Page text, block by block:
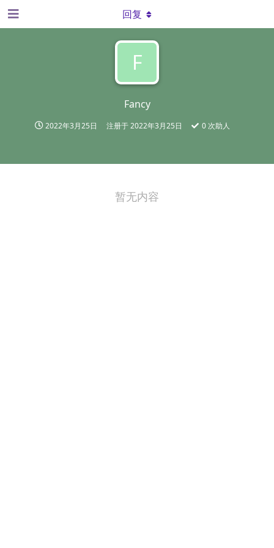
F
Fancy
2022年3月25日 注册于2022年3月25日 0 次助人
回复
暂无内容